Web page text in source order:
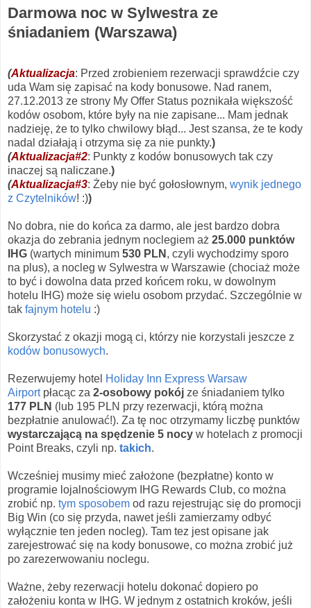
Darmowa noc w Sylwestra ze
śniadaniem (Warszawa)
(Aktualizacja: Przed zrobieniem rezerwacji sprawdźcie czy
uda Wam się zapisać na kody bonusowe. Nad ranem,
27.12.2013 ze strony My Offer Status poznikała większość
kodów osobom, które były na nie zapisane... Mam jednak
nadzieję, że to tylko chwilowy błąd... Jest szansa, że te kody
nadal działają i otrzyma się za nie punkty.)
(Aktualizacja#2: Punkty z kodów bonusowych tak czy
inaczej są naliczane.)
(Aktualizacja#3: Żeby nie być gołosłownym, wynik jednego
z Czytelników! :))
No dobra, nie do końca za darmo, ale jest bardzo dobra
okazja do zebrania jednym noclegiem aż 25.000 punktów
IHG (wartych minimum 530 PLN , czyli wychodzimy sporo
na plus), a nocleg w Sylwestra w Warszawie (chociaż może
to być i dowolna data przed końcem roku, w dowolnym
hotelu IHG) może się wielu osobom przydać. Szczególnie w
tak fajnym hotelu :)
Skorzystać z okazji mogą ci, którzy nie korzystali jeszcze z
kodów bonusowych.
Rezerwujemy hotel Holiday Inn Express Warsaw
Airportpłacąc za 2-osobowy pokój ze śniadaniem tylko
177 PLN (lub 195 PLN przy rezerwacji, którą można
bezpłatnie anulować!). Za tę noc otrzymamy liczbę punktów
wystarczającą na spędzenie 5 nocy w hotelach z promocji
Point Breaks, czyli np. takich.
Wcześniej musimy mieć założone (bezpłatne) konto w
programie lojalnościowym IHG Rewards Club, co można
zrobić np. tym sposobem od razu rejestrując się do promocji
Big Win (co się przyda, nawet jeśli zamierzamy odbyć
wyłącznie ten jeden nocleg). Tam tez jest opisane jak
zarejestrować się na kody bonusowe, co można zrobić już
po zarezerwowaniu noclegu.
Ważne, żeby rezerwacji hotelu dokonać dopiero po
założeniu konta w IHG. W jednym z ostatnich kroków, jeśli